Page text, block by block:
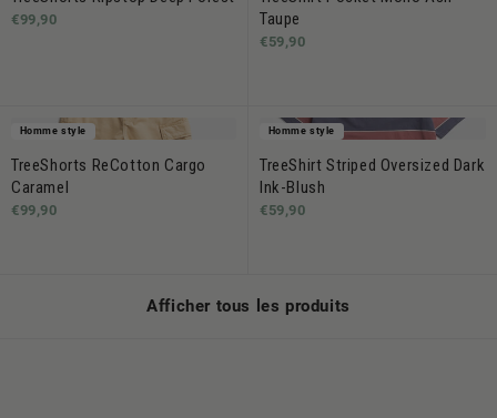
€99,90
Taupe
€59,90
Homme style
TreeShorts ReCotton Cargo
Caramel
€99,90
Homme style
TreeShirt Striped Oversized Dark
Ink-Blush
€59,90
Afficher tous les produits